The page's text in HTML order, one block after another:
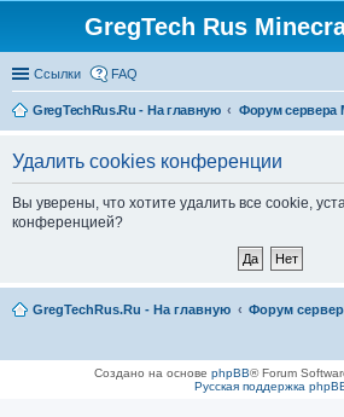
GregTech Rus
Ссылки FAQ
GregTechRus.Ru - На главную
Удалить cookies конференции
Вы уверены, что хотите удалить все cookie,
конференцией?
GregTechRus.Ru - На главную Форум
Создано на основе phpBB® Forum
Русская поддержка